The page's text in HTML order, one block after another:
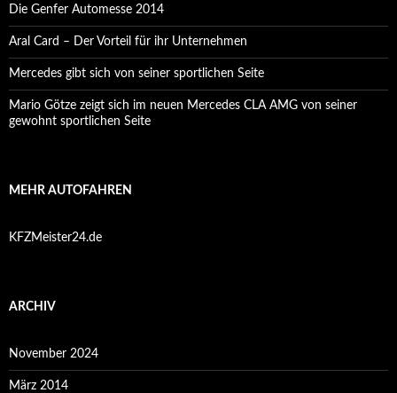
Die Genfer Automesse 2014
Aral Card – Der Vorteil für ihr Unternehmen
Mercedes gibt sich von seiner sportlichen Seite
Mario Götze zeigt sich im neuen Mercedes CLA AMG von seiner
gewohnt sportlichen Seite
MEHR AUTOFAHREN
KFZMeister24.de
ARCHIV
November 2024
März 2014